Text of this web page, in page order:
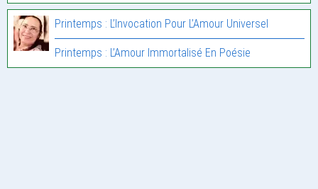
Printemps : L’Invocation Pour L’Amour Universel
Printemps : L’Amour Immortalisé En Poésie